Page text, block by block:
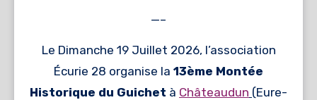
—–
Le Dimanche 19 Juillet 2026, l’association
Écurie 28 organise la 13ème Montée
Historique du Guichet à Châteaudun (Eure-